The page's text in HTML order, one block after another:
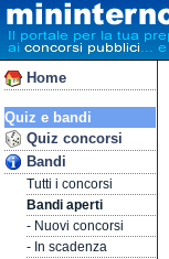
Home
Quiz e bandi
Quiz concorsi
Bandi
Tutti i concorsi
Bandi aperti
- Nuovi concorsi
- In scadenza